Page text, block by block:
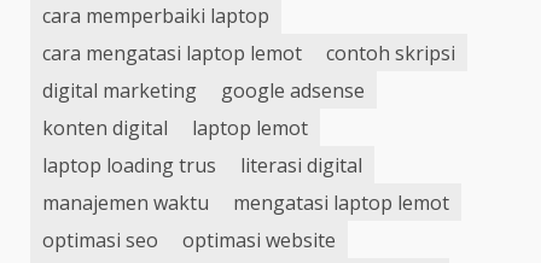
cara memperbaiki laptop
cara mengatasi laptop lemot
contoh skripsi
digital marketing
google adsense
konten digital
laptop lemot
laptop loading trus
literasi digital
manajemen waktu
mengatasi laptop lemot
optimasi seo
optimasi website